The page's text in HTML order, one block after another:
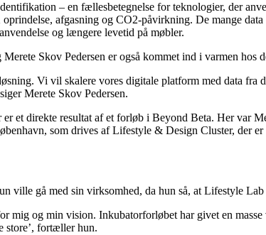
– en fællesbetegnelse for teknologier, der
afgasning og CO2-påvirkning. De mange
og længere levetid på møbler.
Skov Pedersen er også kommet ind i varmen
Vi vil skalere vores digitale platform med data fra
Merete Skov Pedersen.
et direkte resultat af et forløb i Beyond Beta. Her var
som drives af Lifestyle & Design Cluster, der
ville gå med sin virksomhed, da hun så, at Lifestyle
mig og min vision. Inkubatorforløbet har givet en
store’, fortæller hun.